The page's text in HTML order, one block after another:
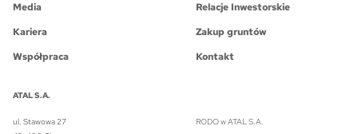
Media
Relacje Inwestorskie
Kariera
Zakup gruntów
Współpraca
Kontakt
ATAL S.A.
ul. Stawowa 27
RODO w ATAL S.A.